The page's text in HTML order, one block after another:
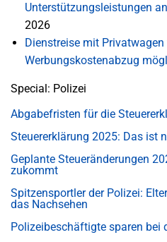
Unterstützungsleistungen
2026
Dienstreise mit
Werbungskostenabzug
Special: Polizei
Abgabefristen für die
Steuererklärung 2025: Das ist
Geplante Steueränderungen
zukommt
Spitzensportler der Polizei:
das Nachsehen
Polizeibeschäftigte sparen bei